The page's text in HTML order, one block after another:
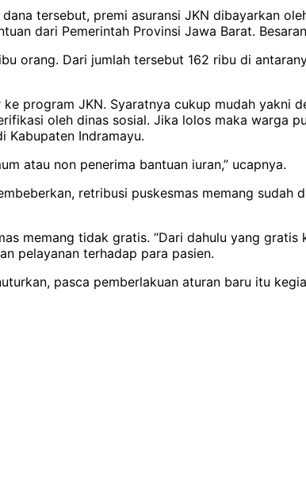
tersebut, premi asuransi JKN dibayarkan
dari Pemerintah Provinsi Jawa Barat.
orang. Dari jumlah tersebut 162 ribu di
program JKN. Syaratnya cukup mudah yakni
oleh dinas sosial. Jika lolos maka warga
Kabupaten Indramayu.
atau non penerima bantuan iuran,” ucapnya.
retribusi puskesmas memang sudah
memang tidak gratis. “Dari dahulu yang gratis
pelayanan terhadap para pasien.
pasca pemberlakuan aturan baru itu